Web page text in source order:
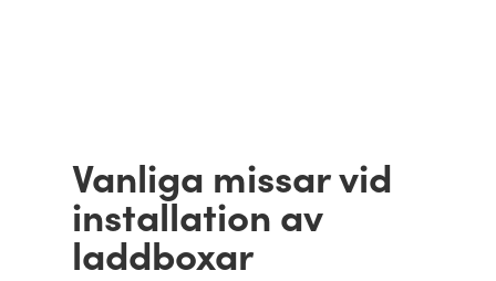
Vanliga missar vid
installation av
laddboxar